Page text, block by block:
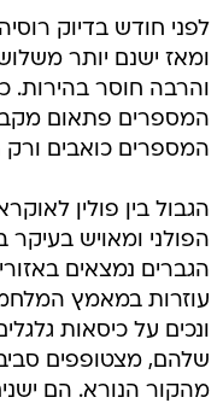
לפני חודש בדיוק
ומאז ישנם יותר
והרבה חוסר בהירות.
המספרים פתאום
המספרים כואבים
הגבול בין פולין
הפולני ומאויש בעיקר
הגברים נמצאים
עוזרות במאמץ
ונכים על כיסאות
שלהם, מצטופפים
מהקור הנורא. הם